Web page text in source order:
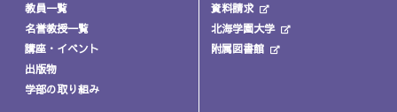
教員一覧
名誉教授一覧
講座・イベント
出版物
学部の取り組み
資料請求
北海学園大学
附属図書館